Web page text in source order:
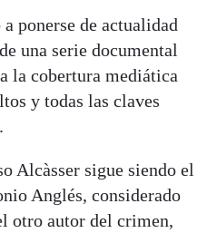
ponerse de actualidad
una serie documental
la cobertura mediática
y todas las claves
Alcàsser sigue siendo el
Anglés, considerado
otro autor del crimen,